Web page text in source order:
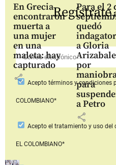
En Grecia
encontraron
muerta a
una mujer
en una
maleta: hay
capturado
share
Para el 2
quedó
a Gloria
por
para
a Petro
share
Regístrate
Aceptotérminos y condiciones
COLOMBIANO*
Acepto el tratamiento y uso del
EL COLOMBIANO*